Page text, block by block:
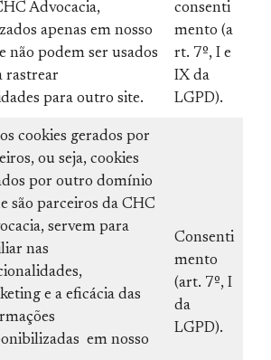
Advocacia,
apenas em nosso
não podem ser usados
rastrear
para outro site.
consenti
mento (a
rt. 7º, I e
IX da
LGPD).
cookies gerados por
ou seja, cookies
por outro domínio
são parceiros da CHC
servem para
nas
e a eficácia das
em nosso
Consenti
mento
(art. 7º, I
da
LGPD).